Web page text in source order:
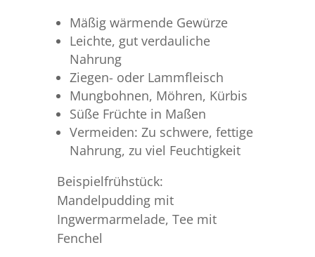
Mäßig wärmende Gewürze
Leichte, gut verdauliche
Nahrung
Ziegen- oder Lammfleisch
Mungbohnen, Möhren, Kürbis
Süße Früchte in Maßen
Vermeiden: Zu schwere, fettige
Nahrung, zu viel Feuchtigkeit
Beispielfrühstück:
Mandelpudding mit
Ingwermarmelade, Tee mit
Fenchel